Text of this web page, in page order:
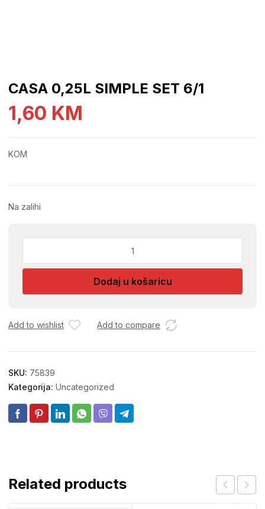
CASA 0,25L SIMPLE SET 6/1
1,60 KM
KOM
Na zalihi
SIMPLE
6/1
Dodaj u košaricu
Add to wishlist Add to compare
SKU: 75839
Kategorija: Uncategorized
Related products